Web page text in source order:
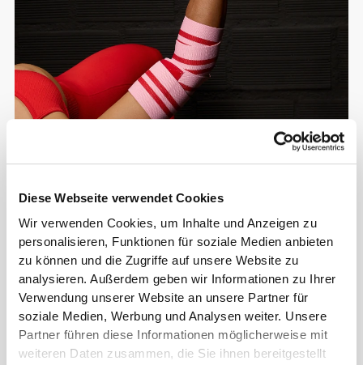
Diese Webseite verwendet Cookies
Wir verwenden Cookies, um Inhalte und Anzeigen zu
personalisieren, Funktionen für soziale Medien anbieten
zu können und die Zugriffe auf unsere Website zu
analysieren. Außerdem geben wir Informationen zu Ihrer
Verwendung unserer Website an unsere Partner für
soziale Medien, Werbung und Analysen weiter. Unsere
Partner führen diese Informationen möglicherweise mit
weiteren Daten zusammen, die Sie ihnen bereitgestellt
Info und Pflegehinweise
Gesamtbewertungen
5(3 Bewertungen)